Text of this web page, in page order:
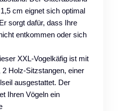
cm eignet sich optimal
sorgt dafür, dass Ihre
entkommen oder sich
XXL-Vogelkäfig ist mit
Holz-Sitzstangen, einer
ausgestattet. Der
Ihren Vögeln ein